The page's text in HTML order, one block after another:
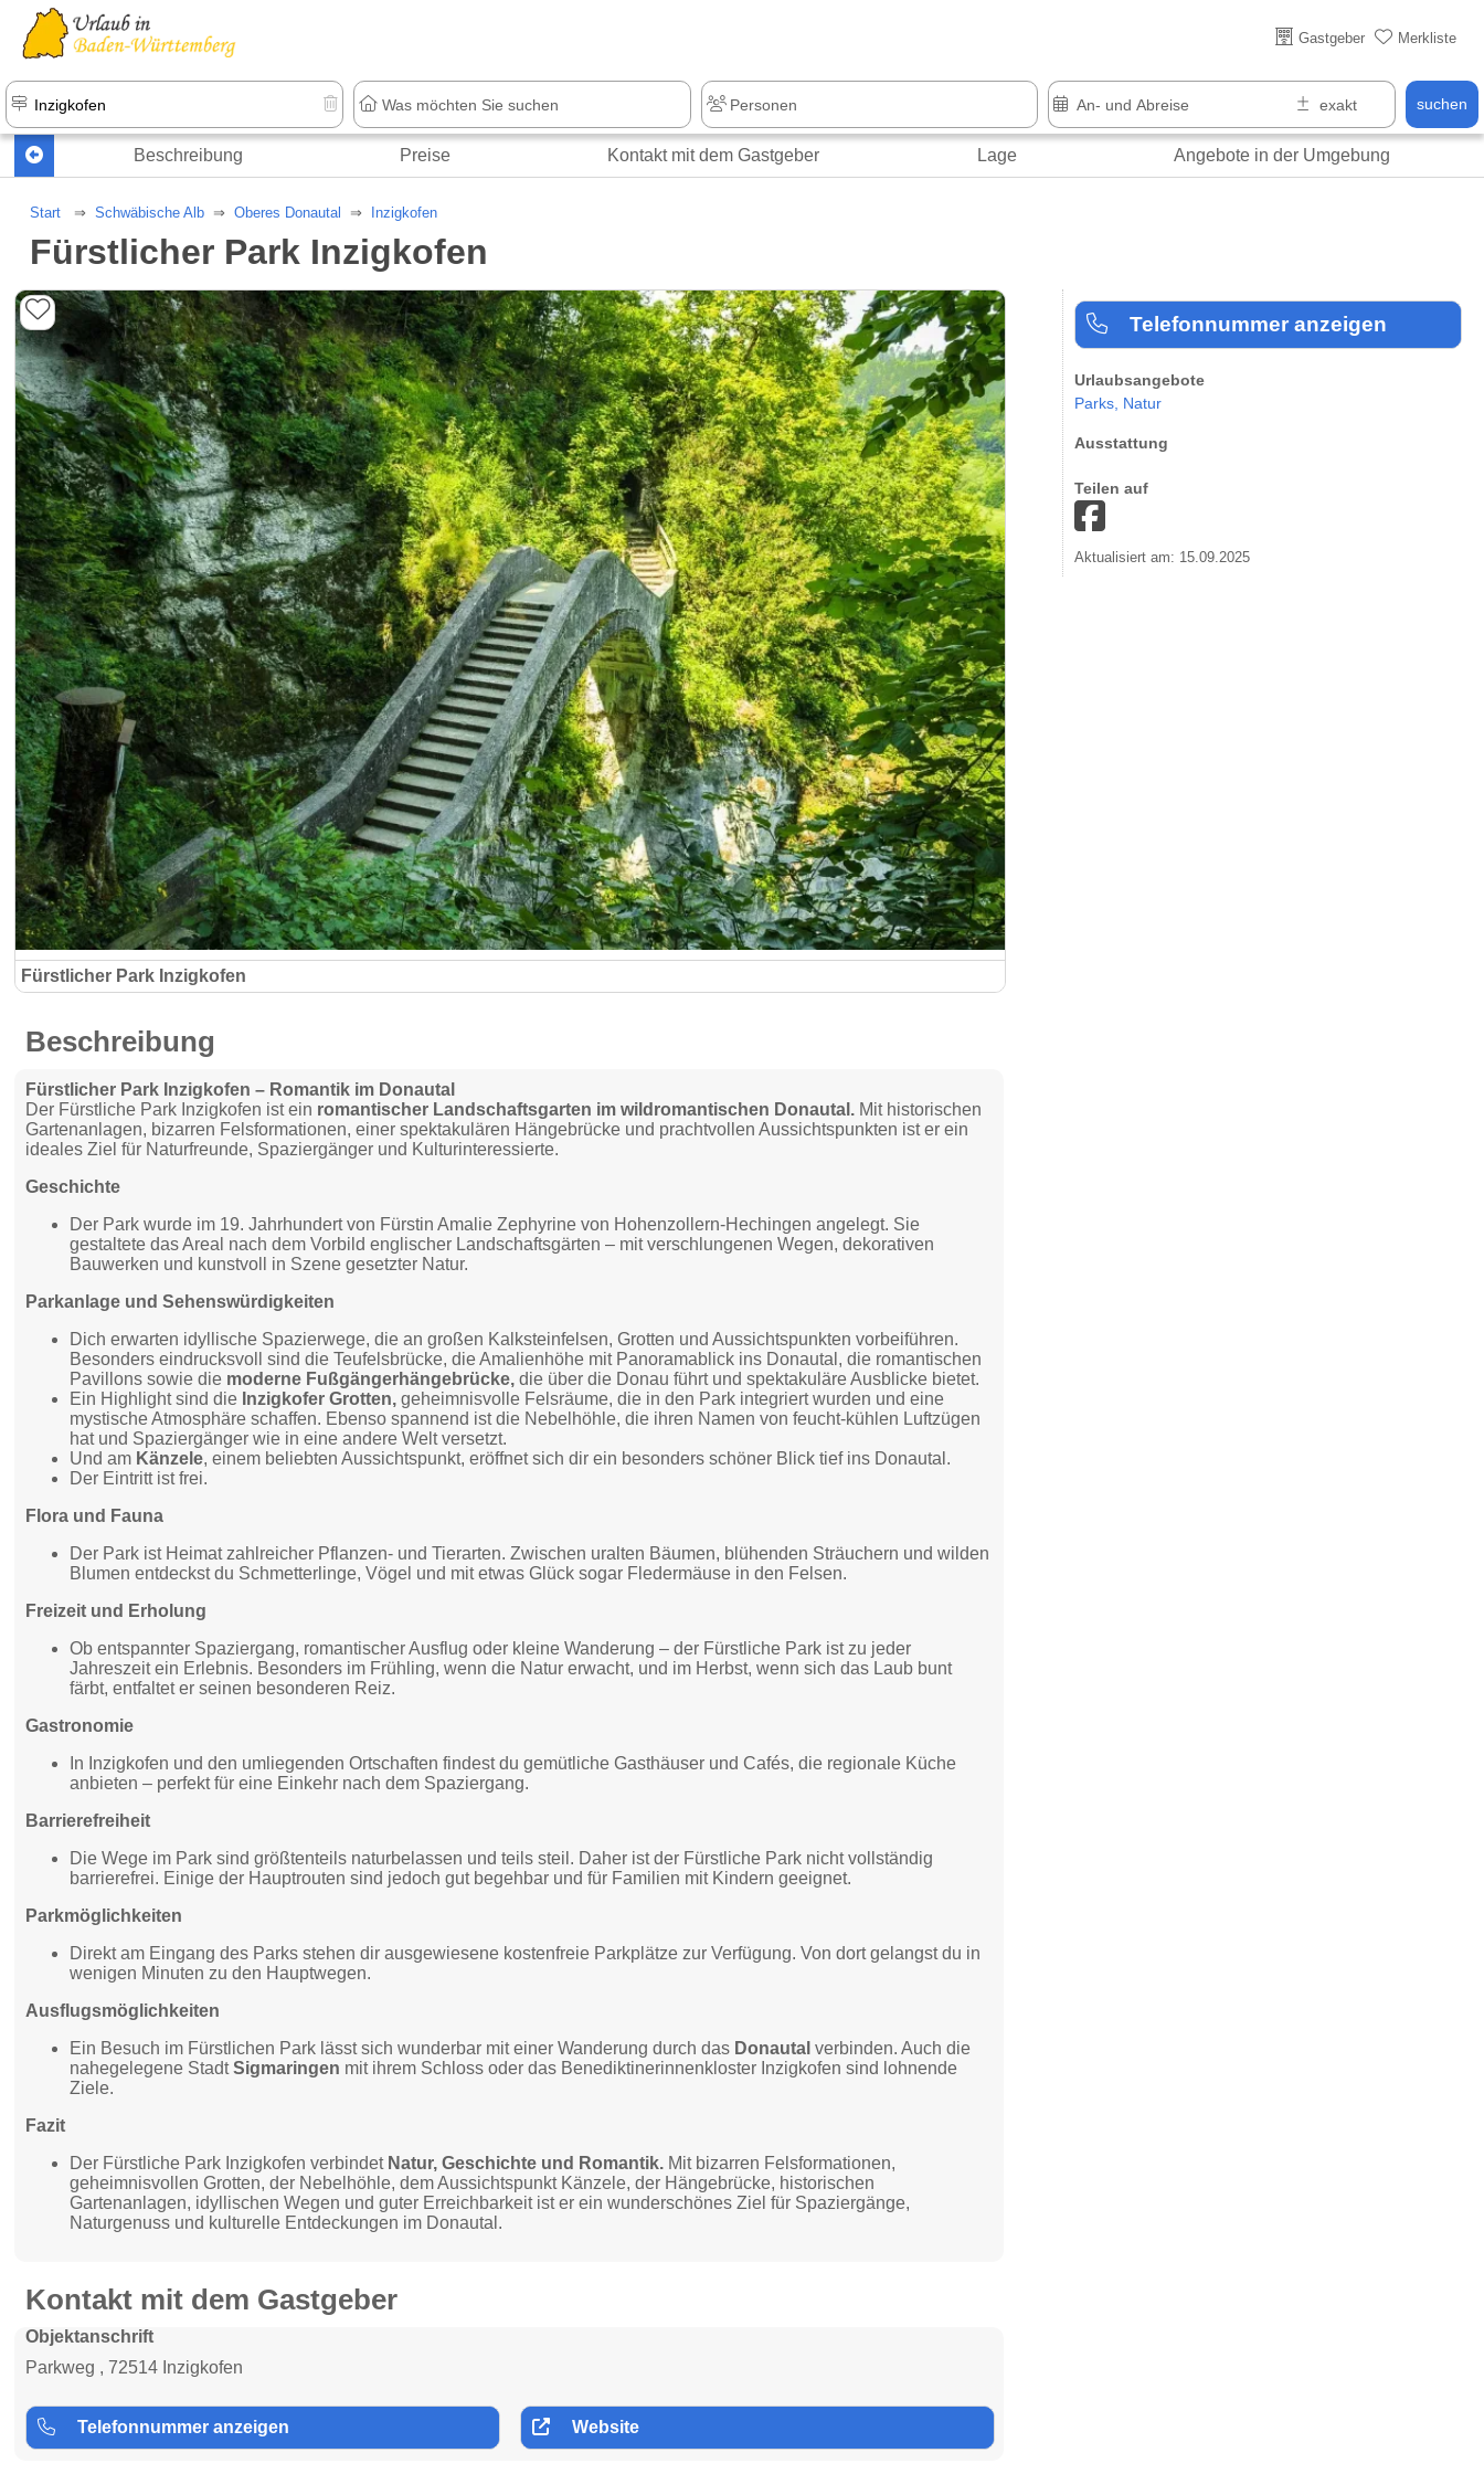
Gastgeber Merkliste
suchen
Beschreibung Preise Kontakt mit dem Gastgeber Lage Angebote in der Umgebung
Start Schwäbische Alb Oberes Donautal Inzigkofen
Fürstlicher Park Inzigkofen
Fürstlicher Park Inzigkofen
Telefonnummer anzeigen
Urlaubsangebote
Parks, Natur
Ausstattung
Teilen auf
Aktualisiert am: 15.09.2025
Beschreibung
Fürstlicher Park Inzigkofen – Romantik im Donautal
Der Fürstliche Park Inzigkofen ist ein romantischer Landschaftsgarten im wildromantischen Donautal. Mit historischen
Gartenanlagen, bizarren Felsformationen, einer spektakulären Hängebrücke und prachtvollen Aussichtspunkten ist er ein
ideales Ziel für Naturfreunde, Spaziergänger und Kulturinteressierte.
Geschichte
Der Park wurde im 19. Jahrhundert von Fürstin Amalie Zephyrine von Hohenzollern-Hechingen angelegt. Sie
gestaltete das Areal nach dem Vorbild englischer Landschaftsgärten – mit verschlungenen Wegen, dekorativen
Bauwerken und kunstvoll in Szene gesetzter Natur.
Parkanlage und Sehenswürdigkeiten
Dich erwarten idyllische Spazierwege, die an großen Kalksteinfelsen, Grotten und Aussichtspunkten vorbeiführen.
Besonders eindrucksvoll sind die Teufelsbrücke, die Amalienhöhe mit Panoramablick ins Donautal, die romantischen
Pavillons sowie die moderne Fußgängerhängebrücke, die über die Donau führt und spektakuläre Ausblicke bietet.
Ein Highlight sind die Inzigkofer Grotten, geheimnisvolle Felsräume, die in den Park integriert wurden und eine
mystische Atmosphäre schaffen. Ebenso spannend ist die Nebelhöhle, die ihren Namen von feucht-kühlen Luftzügen
hat und Spaziergänger wie in eine andere Welt versetzt.
Und am Känzele, einem beliebten Aussichtspunkt, eröffnet sich dir ein besonders schöner Blick tief ins Donautal.
Der Eintritt ist frei.
Flora und Fauna
Der Park ist Heimat zahlreicher Pflanzen- und Tierarten. Zwischen uralten Bäumen, blühenden Sträuchern und wilden
Blumen entdeckst du Schmetterlinge, Vögel und mit etwas Glück sogar Fledermäuse in den Felsen.
Freizeit und Erholung
Ob entspannter Spaziergang, romantischer Ausflug oder kleine Wanderung – der Fürstliche Park ist zu jeder
Jahreszeit ein Erlebnis. Besonders im Frühling, wenn die Natur erwacht, und im Herbst, wenn sich das Laub bunt
färbt, entfaltet er seinen besonderen Reiz.
Gastronomie
In Inzigkofen und den umliegenden Ortschaften findest du gemütliche Gasthäuser und Cafés, die regionale Küche
anbieten – perfekt für eine Einkehr nach dem Spaziergang.
Barrierefreiheit
Die Wege im Park sind größtenteils naturbelassen und teils steil. Daher ist der Fürstliche Park nicht vollständig
barrierefrei. Einige der Hauptrouten sind jedoch gut begehbar und für Familien mit Kindern geeignet.
Parkmöglichkeiten
Direkt am Eingang des Parks stehen dir ausgewiesene kostenfreie Parkplätze zur Verfügung. Von dort gelangst du in
wenigen Minuten zu den Hauptwegen.
Ausflugsmöglichkeiten
Ein Besuch im Fürstlichen Park lässt sich wunderbar mit einer Wanderung durch das Donautal verbinden. Auch die
nahegelegene StadtSigmaringen mit ihrem Schloss oder das Benediktinerinnenkloster Inzigkofen sind lohnende
Ziele.
Fazit
Der Fürstliche Park Inzigkofen verbindet Natur, Geschichte und Romantik. Mit bizarren Felsformationen,
geheimnisvollen Grotten, der Nebelhöhle, dem Aussichtspunkt Känzele, der Hängebrücke, historischen
Gartenanlagen, idyllischen Wegen und guter Erreichbarkeit ist er ein wunderschönes Ziel für Spaziergänge,
Naturgenuss und kulturelle Entdeckungen im Donautal.
Kontakt mit dem Gastgeber
Objektanschrift
Parkweg , 72514 Inzigkofen
Telefonnummer anzeigen Website